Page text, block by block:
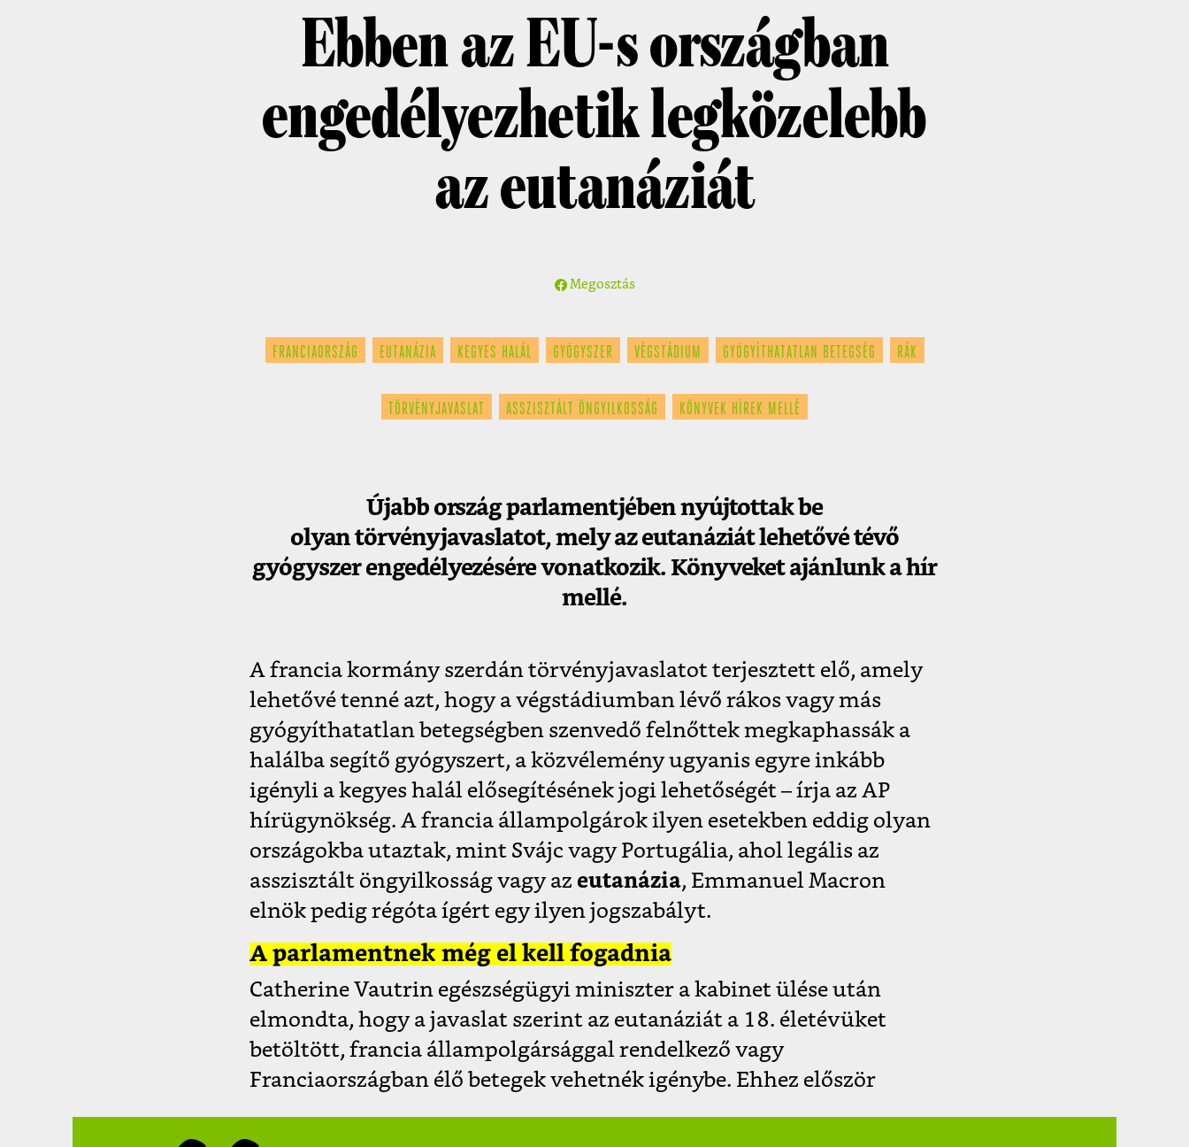
Ebben az EU-s országban
engedélyezhetik legközelebb
az eutanáziát
Megosztás
FRANCIAORSZÁG EUTANÁZIA KEGYES HALÁL GYÓGYSZER VÉGSTÁDIUM GYÓGYÍTHATATLAN BETEGSÉG RÁK
TÖRVÉNYJAVASLAT ASSZISZTÁLT ÖNGYILKOSSÁG KÖNYVEK HÍREK MELLÉ
Újabb ország parlamentjében nyújtottak be
olyan törvényjavaslatot, mely az eutanáziát lehetővé tévő
gyógyszer engedélyezésére vonatkozik. Könyveket ajánlunk a hír
mellé.
A francia kormány szerdán törvényjavaslatot terjesztett elő, amely
lehetővé tenné azt, hogy a végstádiumban lévő rákos vagy más
gyógyíthatatlan betegségben szenvedő felnőttek megkaphassák a
halálba segítő gyógyszert, a közvélemény ugyanis egyre inkább
igényli a kegyes halál elősegítésének jogi lehetőségét – írja az AP
hírügynökség. A francia állampolgárok ilyen esetekben eddig olyan
országokba utaztak, mint Svájc vagy Portugália, ahol legális az
asszisztált öngyilkosság vagy az eutanázia, Emmanuel Macron
elnök pedig régóta ígért egy ilyen jogszabályt.
A parlamentnek még el kell fogadnia
Catherine Vautrin egészségügyi miniszter a kabinet ülése után
elmondta, hogy a javaslat szerint az eutanáziát a 18. életévüket
betöltött, francia állampolgársággal rendelkező vagy
Franciaországban élő betegek vehetnék igénybe. Ehhez először